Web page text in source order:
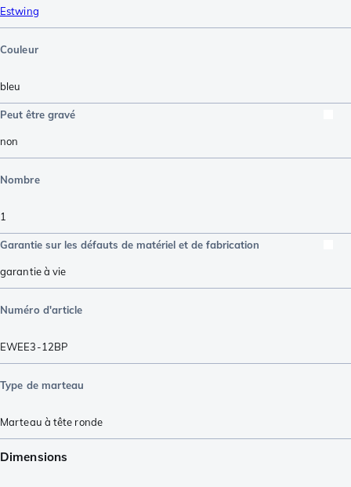
Estwing
Couleur
bleu
Peut être gravé
non
Nombre
1
Garantie sur les défauts de matériel et de fabrication
garantie à vie
Numéro d'article
EWEE3-12BP
Type de marteau
Marteau à tête ronde
Dimensions